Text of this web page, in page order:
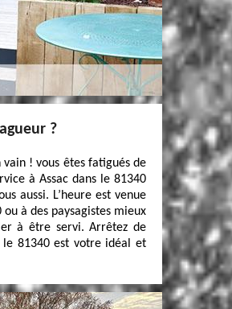
?
! vous êtes fatigués de
à Assac dans le 81340
aussi. L’heure est venue
à des paysagistes mieux
à être servi. Arrêtez de
le 81340 est votre idéal et